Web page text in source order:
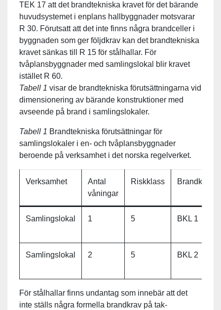
TEK 17 att det brandtekniska kravet för det bärande
huvudsystemet i enplans hallbyggnader motsvarar
R 30. Förutsatt att det inte finns några brandceller i
byggnaden som ger följdkrav kan det brandtekniska
kravet sänkas till R 15 för stålhallar. För
tvåplansbyggnader med samlingslokal blir kravet
istället R 60.
Tabell 1 visar de brandtekniska förutsättningarna vid
dimensionering av bärande konstruktioner med
avseende på brand i samlingslokaler.
Tabell 1 Brandtekniska förutsättningar för
samlingslokaler i en- och tvåplansbyggnader
beroende på verksamhet i det norska regelverket.
Verksamhet
Antal
våningar
Riskklass Brandklass
Samlingslokal 1 5 BKL 1
Samlingslokal 2 5 BKL 2
För stålhallar finns undantag som innebär att det
inte ställs några formella brandkrav på tak­